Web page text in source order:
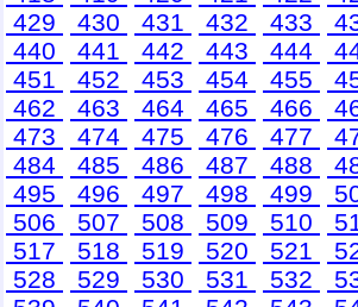
429
430 431 432 433
440
441 442 443 444
451
452 453 454 455
462
463 464 465 466
473
474 475 476 477
484
485 486 487 488
495
496 497 498 499
506
507 508 509 510
517
518 519 520 521
528
529 530 531 532